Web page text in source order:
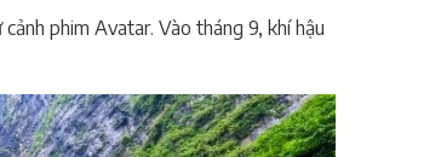
phim Avatar. Vào tháng 9, khí hậu